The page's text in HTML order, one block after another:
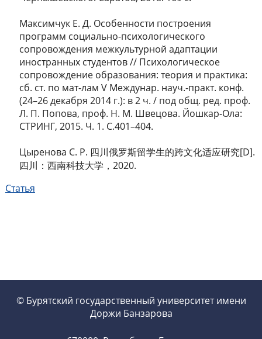
Максимчук Е. Д. Особенности построения
программ социально-психологического
сопровождения межкультурной адаптации
иностранных студентов // Психологическое
сопровождение образования: теория и практика:
сб. ст. по мат-лам V Междунар. науч.-практ. конф.
(24–26 декабря 2014 г.): в 2 ч. / под общ. ред. проф.
Л. П. Попова, проф. Н. М. Швецова. Йошкар-Ола:
СТРИНГ, 2015. Ч. 1. С.401–404.
Цыренова С. Р. 四川俄罗斯留学生的跨文化适应研究[D].
四川：西南科技大学，2020.
Статья
© Бурятский государственный университет имени
Доржи Банзарова